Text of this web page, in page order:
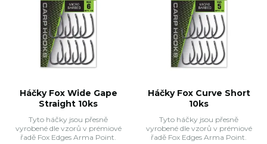
Háčky Fox Wide Gape
Straight 10ks
Tyto háčky jsou přesně
vyrobené dle vzorů v prémiové
řadě Fox Edges Arma Point.
Háčky Fox Curve Short
10ks
Tyto háčky jsou přesně
vyrobené dle vzorů v prémiové
řadě Fox Edges Arma Point.